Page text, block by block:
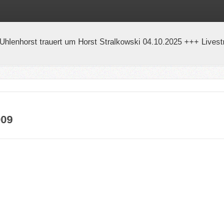
um Horst Stralkowski 04.10.2025 +++ Livestreams und